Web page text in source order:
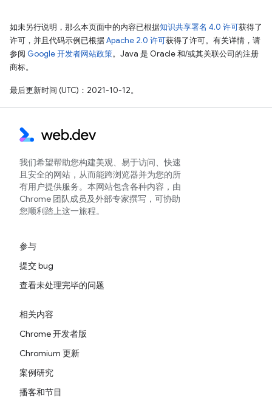
如未另行说明，那么本页面中的内容已根据知识共享署名 4.0 许可获得了
许可，并且代码示例已根据Apache 2.0 许可获得了许可。有关详情，请
参阅 Google 开发者网站政策。Java 是 Oracle 和/或其关联公司的注册
商标。
最后更新时间 (UTC)：2021-10-12。
我们希望帮助您构建美观、易于访问、快速
且安全的网站，从而能跨浏览器并为您的所
有用户提供服务。本网站包含各种内容，由
Chrome 团队成员及外部专家撰写，可协助
您顺利踏上这一旅程。
参与
提交 bug
查看未处理完毕的问题
相关内容
Chrome 开发者版
Chromium 更新
案例研究
播客和节目